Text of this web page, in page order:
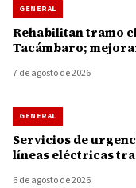
GENERAL
Rehabilitan tramo
Tacámbaro;
7 de agosto de 2026
GENERAL
Servicios de
líneas eléctricas
6 de agosto de 2026